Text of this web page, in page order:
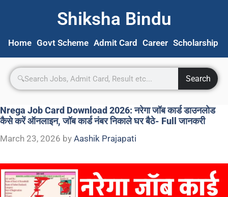
Shiksha Bindu
Home Govt Scheme Admit Card Career Scholarship
Search
Nrega Job Card Download 2026: नरेगा जॉब कार्ड डाउनलोड
कैसे करें ऑनलाइन, जॉब कार्ड नंबर निकाले घर बैठे- Full जानकरी
March 23, 2026 by Aashik Prajapati